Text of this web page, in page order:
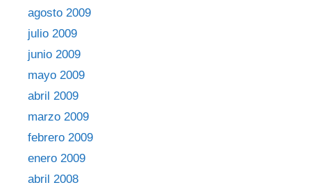
agosto 2009
julio 2009
junio 2009
mayo 2009
abril 2009
marzo 2009
febrero 2009
enero 2009
abril 2008